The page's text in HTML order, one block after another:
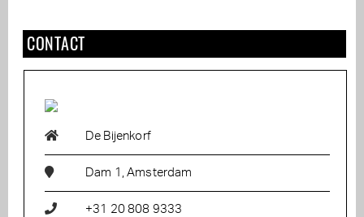
CONTACT
De Bijenkorf
Dam 1, Amsterdam
+31 20 808 9333